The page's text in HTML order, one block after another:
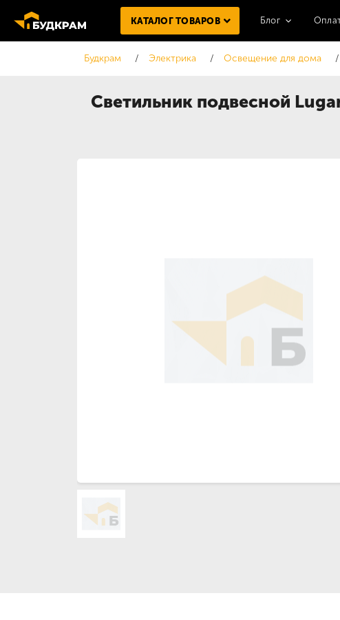
КАТАЛОГ ТОВАРОВ Блог
Будкрам Электрика Освещение для дома
Светильник подвесной